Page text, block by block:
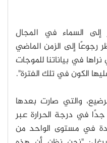
السماء في المجال
رجوعًا إلى الزمن الماضي
نراها في بياناتنا للموجات
الكون في تلك الفترة".
والتي صارت بعدها
جدًا في درجة الحرارة عبر
في مستوى الواحد من